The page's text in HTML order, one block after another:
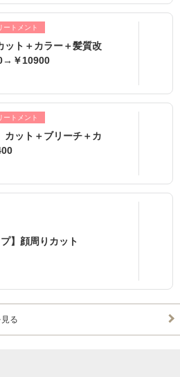
ートメント
ット＋カラー＋髪質改
￥10900
ートメント
カット＋ブリーチ＋カ
プ】顔周りカット
る